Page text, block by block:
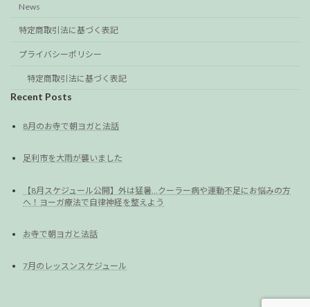
News
特定商取引法に基づく表記
プライバシーポリシー
特定商取引法に基づく表記
Recent Posts
8月のお寺で朝ヨガと法話
足利市を大雨が襲いました
【8月スケジュール公開】外は猛暑…クーラー病や運動不足にお悩みの方
へ！ヨーガ療法で自律神経を整えよう
お寺で朝ヨガと法話
7月のレッスンスケジュール